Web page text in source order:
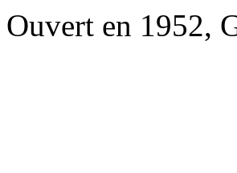
Ouvert en 1952,